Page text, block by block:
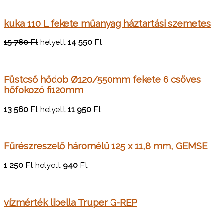
kuka 110 L fekete műanyag háztartási szemetes
15 760 Ft helyett 14 550 Ft
Füstcső hődob Ø120/550mm fekete 6 csöves
hőfokozó fi120mm
13 560 Ft helyett 11 950 Ft
Fűrészreszelő háromélű 125 x 11,8 mm, GEMSE
1 250 Ft helyett 940 Ft
vízmérték libella Truper G-REP